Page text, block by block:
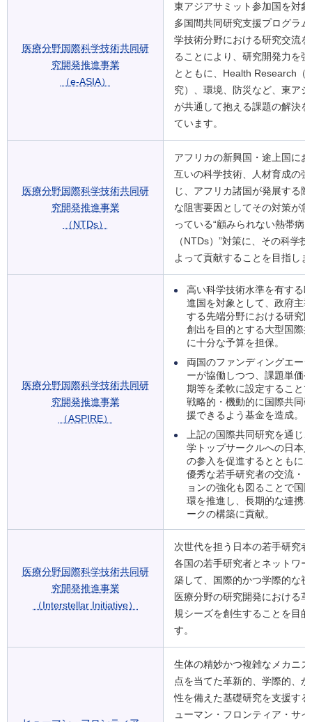
医療分野国際科学技術共同研
究開発推進事業
（e-ASIA）
東アジアサミット参加国を対
多国間共同研究支援プログラ
学技術分野における研究交流
ることにより、研究開発力を
とともに、Health Research（
究）、環境、防災など、東ア
が共通して抱える課題の解決
ています。
医療分野国際科学技術共同研
究開発推進事業
（NTDs）
アフリカの新興国・途上国に
互いの科学技術、人材育成の
じ、アフリカ諸国が発展する
な阻害要因としてその対策が
っている“顧みられない熱帯病
（NTDs）”対策に、その科学
よって貢献することを目指し
医療分野国際科学技術共同研
究開発推進事業
（ASPIRE）
高い科学技術水準を有する
進国を対象として、政府主
する先端分野における研究
創出を目的とする大型国際
に十分な予算を担保。
両国のファンディングエー
ーが協働しつつ、課題単価
期等を柔軟に設定すること
戦略的・機動的に国際共同
援できるよう基金を造成。
上記の国際共同研究を通じ
学トップサークルへの日本
の参入を促進するとともに
優秀な若手研究者の交流・
ョンの強化も図ることで国
環を推進し、長期的な連携
ークの構築に貢献。
医療分野国際科学技術共同研
究開発推進事業
（Interstellar Initiative）
次世代を担う日本の若手研究
各国の若手研究者とネットワ
築して、国際的かつ学際的な
医療分野の研究開発における
規シーズを創生することを目
す。
生体の精妙かつ複雑なメカニ
点を当てた革新的、学際的、
性を備えた基礎研究を支援す
ューマン・フロンティア・サ